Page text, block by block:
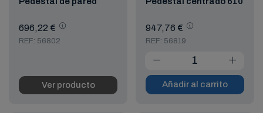
696,22 €
REF: 56802
Ver producto
947,76 €
REF: 56819
Añadir al carrito